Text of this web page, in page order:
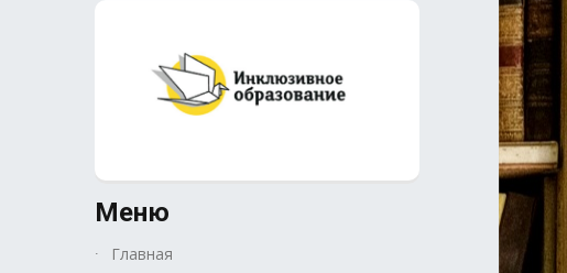
Меню
Главная